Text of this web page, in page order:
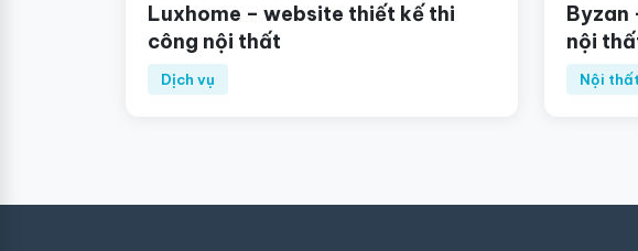
Luxhome – website thiết kế thi
công nội thất
Dịch vụ
Byzan
nội
Nội thất